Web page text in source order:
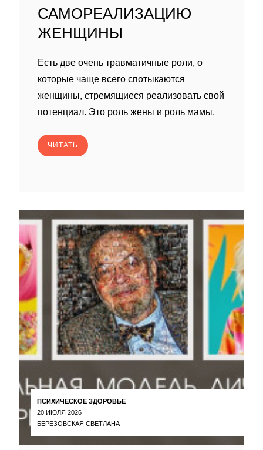
САМОРЕАЛИЗАЦИЮ
ЖЕНЩИНЫ
Есть две очень травматичные роли, о
которые чаще всего спотыкаются
женщины, стремящиеся реализовать свой
потенциал. Это роль жены и роль мамы.
ЧИТАТЬ
ПСИХИЧЕСКОЕ ЗДОРОВЬЕ
20 ИЮЛЯ 2026
БЕРЕЗОВСКАЯ СВЕТЛАНА